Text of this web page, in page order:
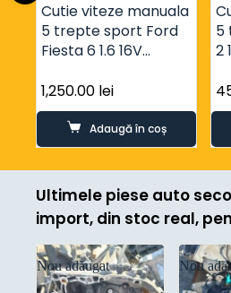
Cutie viteze manuala
5 trepte sport Ford
Fiesta 6 1.6 16V
8A6R-7002-DA
1,250.00 lei
Adaugă în coș
5
2
Ultimele piese auto
import, din stoc real,
Nou adăugat Nou